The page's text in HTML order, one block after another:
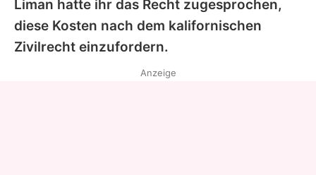
Liman hatte ihr das Recht zugesprochen,
diese Kosten nach dem kalifornischen
Zivilrecht einzufordern.
Anzeige